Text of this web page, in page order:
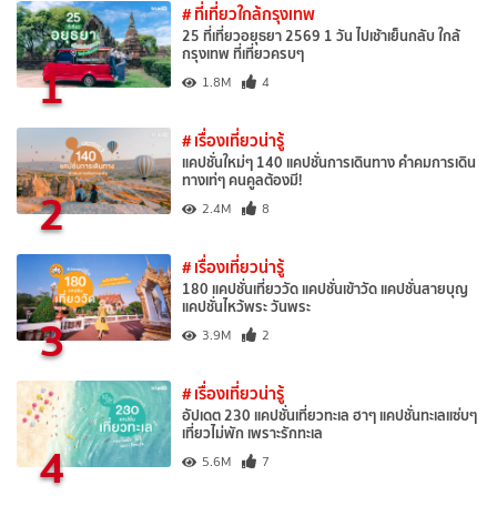
1
# ที่เที่ยวใกล้กรุงเทพ
25 ที่เที่ยวอยุธยา 2569 1 วัน ไปเช้าเย็นกลับ ใกล้
กรุงเทพ ที่เที่ยวครบๆ
1.8M 4
2
# เรื่องเที่ยวน่ารู้
แคปชั่นใหม่ๆ 140 แคปชั่นการเดินทาง คำคมการเดิน
ทางเท่ๆ คนคูลต้องมี!
2.4M 8
3
# เรื่องเที่ยวน่ารู้
180 แคปชั่นเที่ยววัด แคปชั่นเข้าวัด แคปชั่นสายบุญ
แคปชั่นไหว้พระ วันพระ
3.9M 2
4
# เรื่องเที่ยวน่ารู้
อัปเดต 230 แคปชั่นเที่ยวทะเล ฮาๆ แคปชั่นทะเลแซ่บๆ
เที่ยวไม่พัก เพราะรักทะเล
5.6M 7